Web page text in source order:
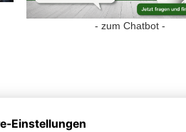
- zum Chatbot -